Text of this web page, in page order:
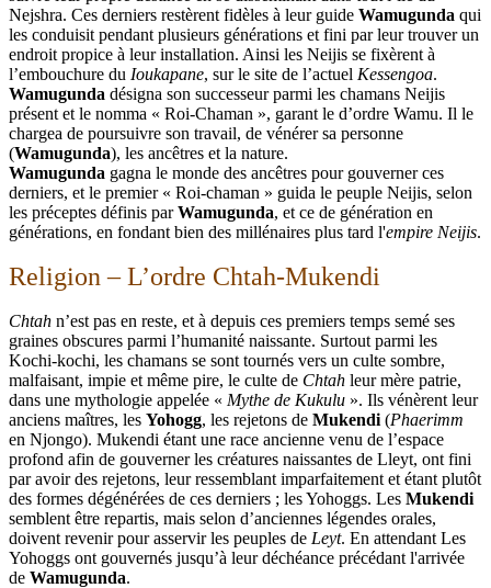
Nejshra. Ces derniers restèrent fidèles à leur guide Wamugunda qui
les conduisit pendant plusieurs générations et fini par leur trouver un
endroit propice à leur installation. Ainsi les Neijis se fixèrent à
l’embouchure du Ioukapane, sur le site de l’actuel Kessengoa.
Wamugunda désigna son successeur parmi les chamans Neijis
présent et le nomma « Roi-Chaman », garant le d’ordre Wamu. Il le
chargea de poursuivre son travail, de vénérer sa personne
(Wamugunda), les ancêtres et la nature.
Wamugunda gagna le monde des ancêtres pour gouverner ces
derniers, et le premier « Roi-chaman » guida le peuple Neijis, selon
les préceptes définis parWamugunda, et ce de génération en
générations, en fondant bien des millénaires plus tard l'empire Neijis.
Religion – L’ordre Chtah-Mukendi
Chtah n’est pas en reste, et à depuis ces premiers temps semé ses
graines obscures parmi l’humanité naissante. Surtout parmi les
Kochi-kochi, les chamans se sont tournés vers un culte sombre,
malfaisant, impie et même pire, le culte de Chtah leur mère patrie,
dans une mythologie appelée « Mythe de Kukulu ». Ils vénèrent leur
anciens maîtres, les Yohogg, les rejetons de Mukendi (Phaerimm
en Njongo). Mukendi étant une race ancienne venu de l’espace
profond afin de gouverner les créatures naissantes de Lleyt, ont fini
par avoir des rejetons, leur ressemblant imparfaitement et étant plutôt
des formes dégénérées de ces derniers ; les Yohoggs. Les Mukendi
semblent être repartis, mais selon d’anciennes légendes orales,
doivent revenir pour asservir les peuples de Leyt. En attendant Les
Yohoggs ont gouvernés jusqu’à leur déchéance précédant l'arrivée
de Wamugunda.